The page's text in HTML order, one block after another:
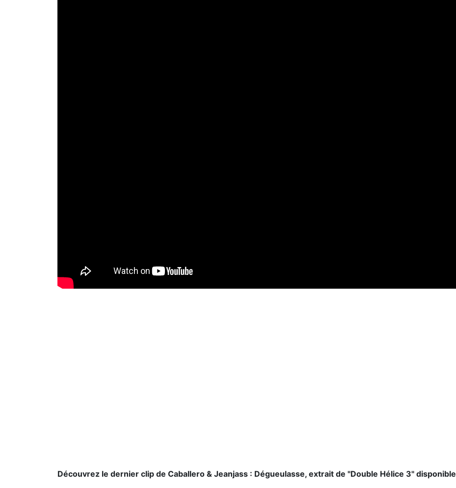
Découvrez le dernier clip de Caballero & Jeanjass : Dégueulasse, extrait de "Double Hélice 3" disponible